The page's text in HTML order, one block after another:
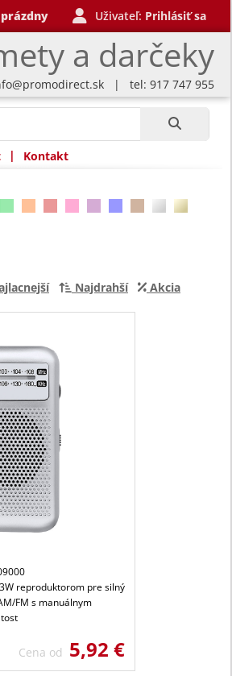
a darčeky
Uživateľ: Prihlásiť sa
| tel: 917 747 955
| Kontakt
Najdrahší Akcia
reproduktorom pre silný
FM s manuálnym
Cena od 5,92 €